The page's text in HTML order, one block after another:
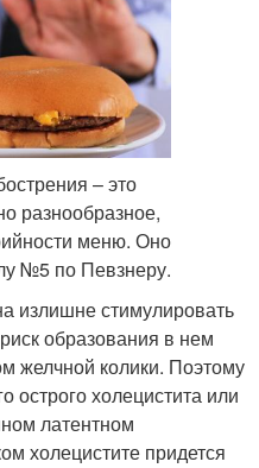
– это
разнообразное,
меню. Оно
№5 по Певзнеру.
излишне стимулировать
образования в нем
желчной колики. Поэтому
острого холецистита или
латентном
холецистите придется